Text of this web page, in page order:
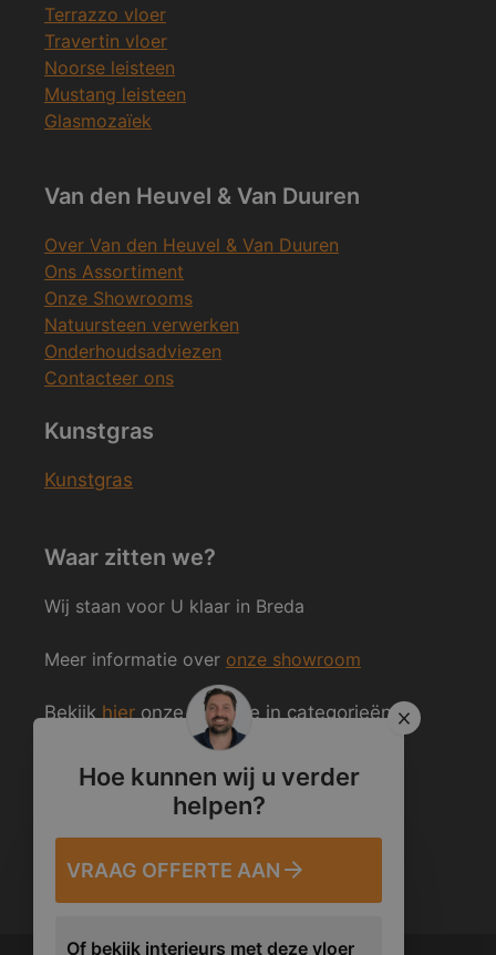
Hoe kunnen wij u verder
helpen?
VRAAG OFFERTE AAN
Of bekijk interieurs met deze vloer
Terrazzo vloer
Travertin vloer
Noorse leisteen
Mustang leisteen
Glasmozaïek
Van den Heuvel & Van Duuren
Over Van den Heuvel & Van Duuren
Ons Assortiment
Onze Showrooms
Natuursteen verwerken
Onderhoudsadviezen
Contacteer ons
Kunstgras
Kunstgras
Waar zitten we?
Wij staan voor U klaar in Breda
Meer informatie over onze showroom
Bekijkhieronze website in categorieën
Volg ons ook op Social Media